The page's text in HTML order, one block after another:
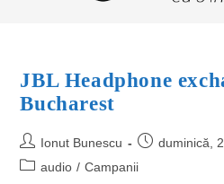
JBL Headphone
Bucharest
Ionut Bunescu
duminică,
audio / Campanii